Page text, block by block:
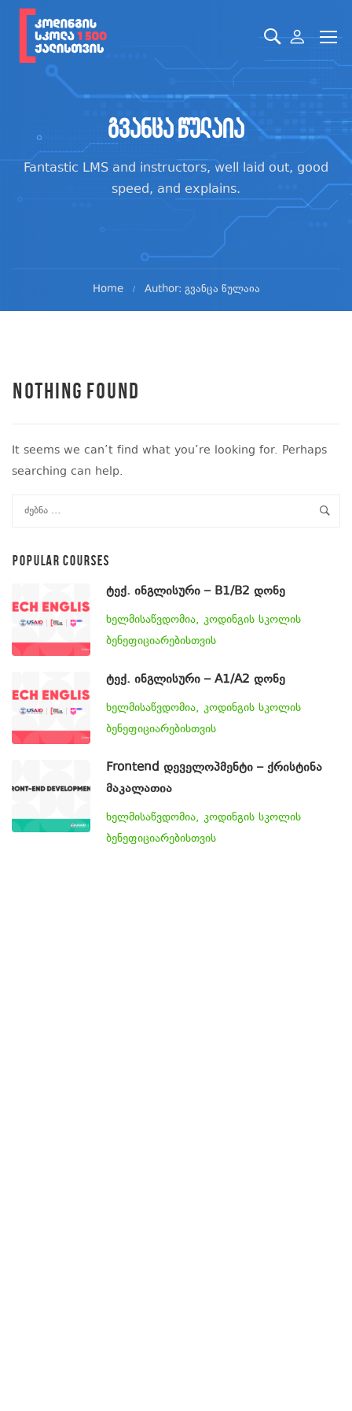
გვანცა წულაია
Fantastic LMS and instructors, well laid out, good
speed, and explains.
Home Author: გვანცა წულაია
Nothing Found
It seems we can’t find what you’re looking for. Perhaps
searching can help.
POPULAR COURSES
ტექ. ინგლისური – B1/B2 დონე
ხელმისაწვდომია, კოდინგის სკოლის
ბენეფიციარებისთვის
ტექ. ინგლისური – A1/A2 დონე
ხელმისაწვდომია, კოდინგის სკოლის
ბენეფიციარებისთვის
Frontend დეველოპმენტი – ქრისტინა
მაკალათია
ხელმისაწვდომია, კოდინგის სკოლის
ბენეფიციარებისთვის